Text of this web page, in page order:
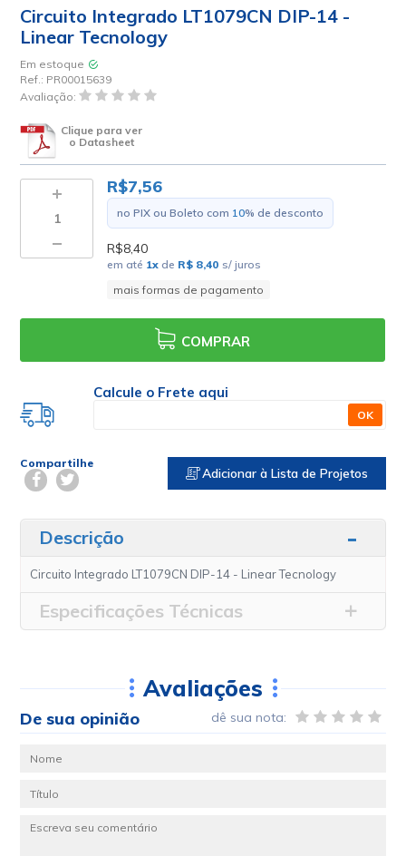
Circuito Integrado LT1079CN DIP-14 -
Linear Tecnology
Em estoque
Ref.: PR00015639
Avaliação:
Clique para ver
o Datasheet
R$7,56
no PIX ou Boleto com 10% de desconto
R$8,40
em até 1x de R$ 8,40 s/ juros
mais formas de pagamento
COMPRAR
Calcule o Frete aqui
OK
Compartilhe
Adicionar à Lista de Projetos
Descrição
Circuito Integrado LT1079CN DIP-14 - Linear Tecnology
Especificações Técnicas
Avaliações
De sua opinião dê sua nota: